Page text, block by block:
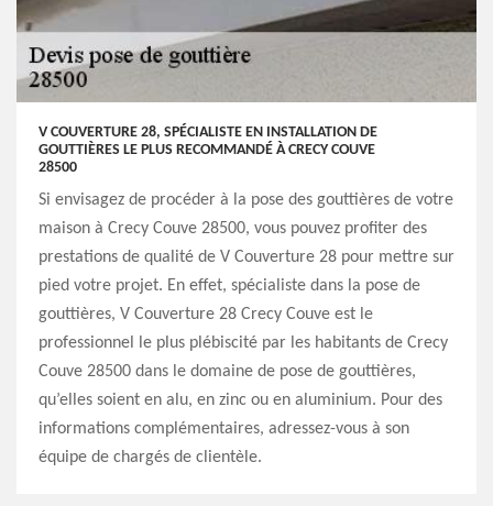
V COUVERTURE 28, SPÉCIALISTE EN INSTALLATION DE
GOUTTIÈRES LE PLUS RECOMMANDÉ À CRECY COUVE
28500
Si envisagez de procéder à la pose des gouttières de votre
maison à Crecy Couve 28500, vous pouvez profiter des
prestations de qualité de V Couverture 28 pour mettre sur
pied votre projet. En effet, spécialiste dans la pose de
gouttières, V Couverture 28 Crecy Couve est le
professionnel le plus plébiscité par les habitants de Crecy
Couve 28500 dans le domaine de pose de gouttières,
qu’elles soient en alu, en zinc ou en aluminium. Pour des
informations complémentaires, adressez-vous à son
équipe de chargés de clientèle.